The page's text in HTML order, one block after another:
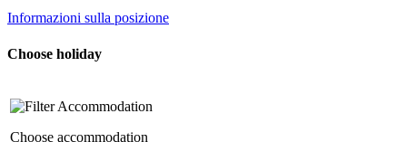
Informazioni sulla posizione
Choose holiday
Accommodation
Choose accommodation